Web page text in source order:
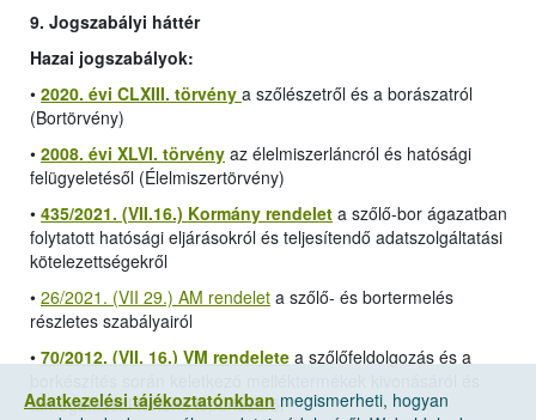
9. Jogszabályi háttér
Hazai jogszabályok:
• 2020. évi CLXIII. törvény a szőlészetről és a borászatról
(Bortörvény)
• 2008. évi XLVI. törvény az élelmiszerláncról és hatósági
felügyeletésől (Élelmiszertörvény)
• 435/2021. (VII.16.) Kormány rendelet a szőlő-bor ágazatban
folytatott hatósági eljárásokról és teljesítendő adatszolgáltatási
kötelezettségekről
• 26/2021. (VII 29.) AM rendelet a szőlő- és bortermelés
részletes szabályairól
• 70/2012. (VII. 16.) VM rendelete a szőlőfeldolgozás és a
támogatással történő lepárlásáról
Adatkezelési tájékoztatónkban megismerheti, hogyan